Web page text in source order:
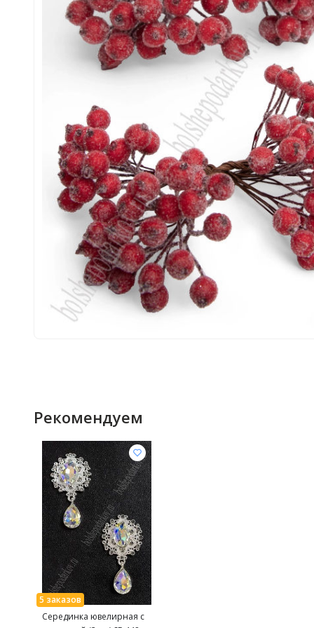
Рекомендуем
Серединка ювелирная с